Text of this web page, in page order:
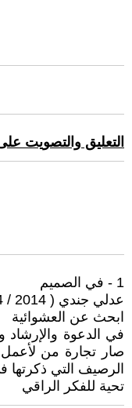
التعليق والتصويت
1 - في الصميم
عدلي جندي ( 2014 / 4 / 11 - 01:05 )
ابحث عن العشوائية
في الدعوة والإرشاد
صار تجارة من لأعمل
الرصيف التي ذكرتها
تحية للفكر الراقي